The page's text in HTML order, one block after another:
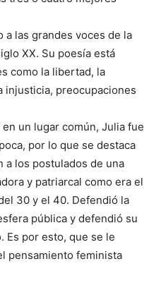
a las grandes voces de la
XX. Su poesía está
como la libertad, la
injusticia, preocupaciones
un lugar común, Julia fue
por lo que se destaca
a los postulados de una
y patriarcal como era el
30 y el 40. Defendió la
pública y defendió su
Es por esto, que se le
pensamiento feminista